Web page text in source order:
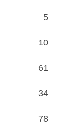
5
10
61
34
78